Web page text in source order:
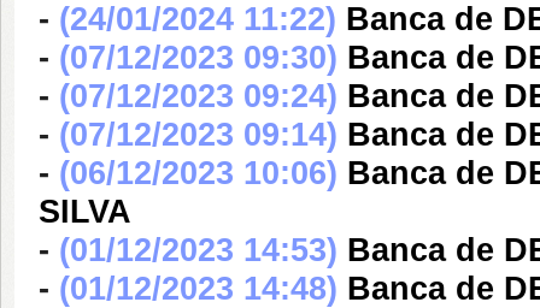
- (24/01/2024 11:22) Banca de
- (07/12/2023 09:30) Banca de
- (07/12/2023 09:24) Banca de
- (07/12/2023 09:14) Banca de
- (06/12/2023 10:06) Banca de
SILVA
- (01/12/2023 14:53) Banca de
- (01/12/2023 14:48) Banca de